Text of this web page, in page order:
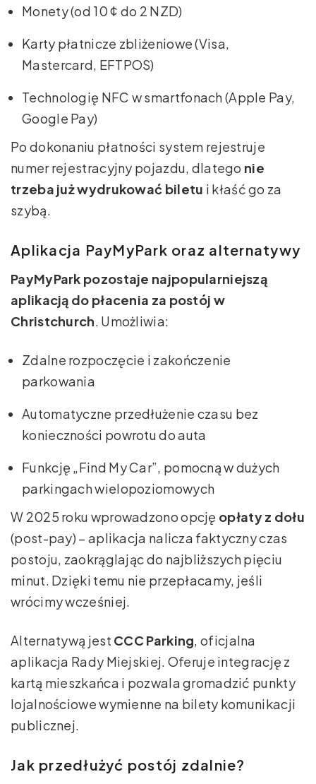
Monety (od 10 ¢ do 2 NZD)
Karty płatnicze zbliżeniowe (Visa,
Mastercard, EFTPOS)
Technologię NFC w smartfonach (Apple Pay,
Google Pay)
Po dokonaniu płatności system rejestruje
numer rejestracyjny pojazdu, dlatego nie
trzeba już wydrukować biletu i kłaść go za
szybą.
Aplikacja PayMyPark oraz alternatywy
PayMyPark pozostaje najpopularniejszą
aplikacją do płacenia za postój w
Christchurch. Umożliwia:
Zdalne rozpoczęcie i zakończenie
parkowania
Automatyczne przedłużenie czasu bez
konieczności powrotu do auta
Funkcję „Find My Car”, pomocną w dużych
parkingach wielopoziomowych
W 2025 roku wprowadzono opcję opłaty z dołu
(post-pay) – aplikacja nalicza faktyczny czas
postoju, zaokrąglając do najbliższych pięciu
minut. Dzięki temu nie przepłacamy, jeśli
wrócimy wcześniej.
Alternatywą jest CCC Parking, oficjalna
aplikacja Rady Miejskiej. Oferuje integrację z
kartą mieszkańca i pozwala gromadzić punkty
lojalnościowe wymienne na bilety komunikacji
publicznej.
Jak przedłużyć postój zdalnie?